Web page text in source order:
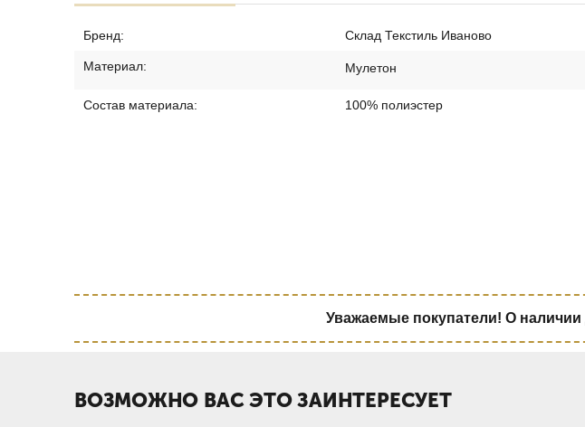
Бренд: Склад Текстиль Иваново
Материал: Мулетон
Состав материала: 100% полиэстер
Уважаемые покупатели! О наличии
ВОЗМОЖНО ВАС ЭТО ЗАИНТЕРЕСУЕТ